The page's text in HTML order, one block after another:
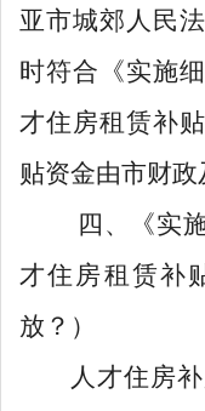
亚市城郊人民
时符合 《实施
才住房租赁补
贴资金由市财
四、
《实
才住房租赁补
放？ ）
人才住房